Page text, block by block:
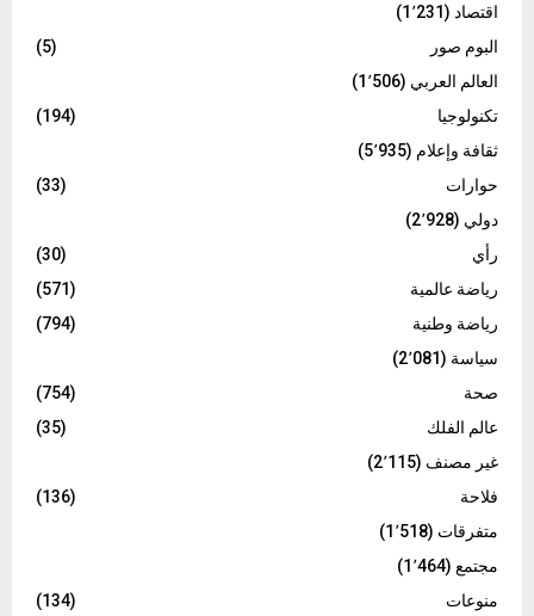
اقتصاد (1٬231)
البوم صور
(5)
العالم العربي (1٬506)
تكنولوجيا
(194)
ثقافة وإعلام (5٬935)
حوارات
(33)
دولي (2٬928)
رأي
(30)
رياضة عالمية
(571)
رياضة وطنية
(794)
سياسة (2٬081)
صحة
(754)
عالم الفلك
(35)
غير مصنف (2٬115)
فلاحة
(136)
متفرقات (1٬518)
مجتمع (1٬464)
منوعات
(134)